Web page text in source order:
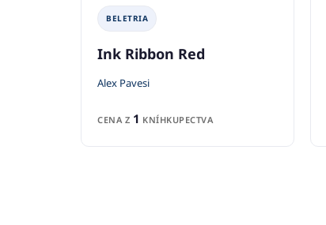
BELETRIA
Ink Ribbon Red
Alex Pavesi
CENA Z 1 KNÍHKUPECTVA